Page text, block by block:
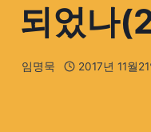
되었나
임명묵 2017년 11월